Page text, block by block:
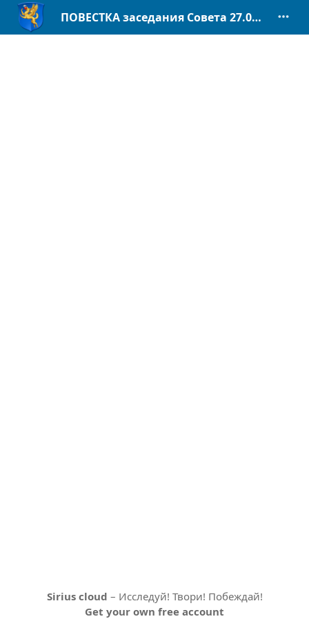
ПОВЕСТКА заседания Совета 27.09.2024 сайт.pdf
Sirius cloud – Исследуй! Твори! Побеждай!
Get your own free account